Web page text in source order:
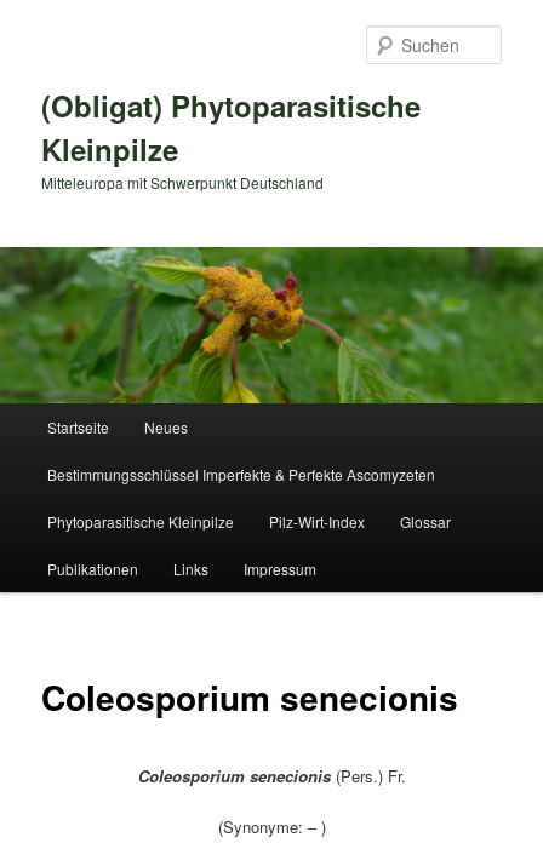
(Obligat) Phytoparasitische
Kleinpilze
Mitteleuropa mit Schwerpunkt Deutschland
Startseite Neues
Bestimmungsschlüssel Imperfekte & Perfekte Ascomyzeten
Phytoparasitische Kleinpilze Pilz-Wirt-Index Glossar
Publikationen Links Impressum
Coleosporium senecionis
Coleosporium senecionis(Pers.) Fr.
(Synonyme: – )